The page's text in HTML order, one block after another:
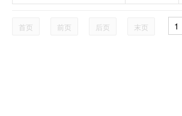
卫生健康局
首页 前页 后页 末页